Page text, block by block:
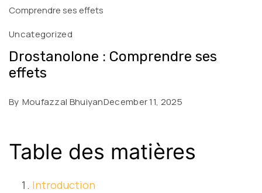
Comprendre ses effets
Uncategorized
Drostanolone : Comprendre ses
effets
By Moufazzal BhuiyanDecember 11, 2025
Table des matières
Introduction